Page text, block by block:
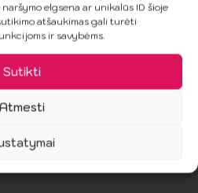
elgsena ar unikalūs ID šioje
atšaukimas gali turėti
ir savybėms.
Sutikti
Atmesti